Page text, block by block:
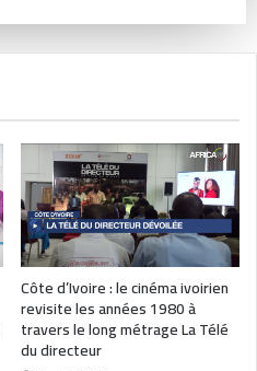
Côte d’Ivoire : le cinéma ivoirien
revisite les années 1980 à
travers le long métrage La Télé
du directeur